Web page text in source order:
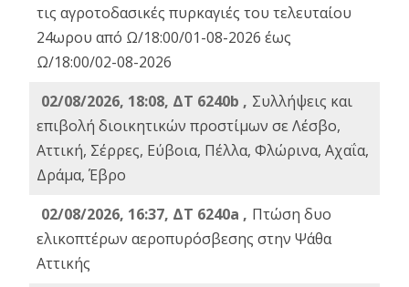
τις αγροτοδασικές πυρκαγιές του τελευταίου
24ωρου από Ω/18:00/01-08-2026 έως
Ω/18:00/02-08-2026
02/08/2026, 18:08, ΔΤ 6240b , Συλλήψεις και
επιβολή διοικητικών προστίμων σε Λέσβο,
Αττική, Σέρρες, Εύβοια, Πέλλα, Φλώρινα, Αχαΐα,
Δράμα, Έβρο
02/08/2026, 16:37, ΔΤ 6240a , Πτώση δυο
ελικοπτέρων αεροπυρόσβεσης στην Ψάθα
Αττικής